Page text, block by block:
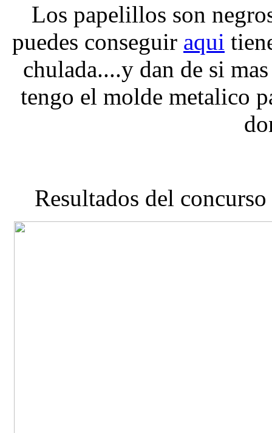
Los papelillos son
puedes conseguir aqui
chulada....y dan de si
tengo el molde metalico
Resultados del